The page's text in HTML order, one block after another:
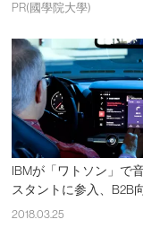
PR(國學院大學)
IBMが「ワトソン」で
スタントに参入、B2B
2018.03.25